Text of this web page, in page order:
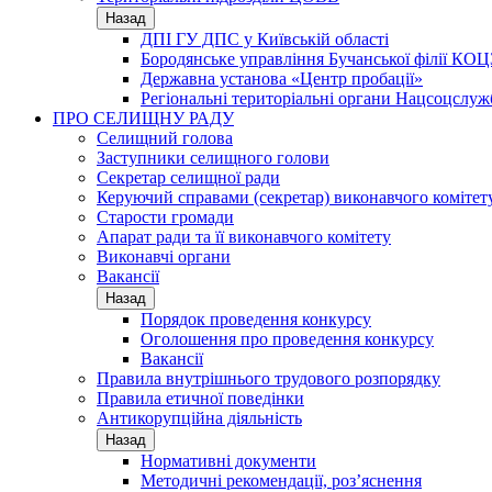
Назад
ДПІ ГУ ДПС у Київській області
Бородянське управління Бучанської філії
Державна установа «Центр пробації»
Регіональні територіальні органи
ПРО СЕЛИЩНУ РАДУ
Селищний голова
Заступники селищного голови
Секретар селищної ради
Керуючий справами (секретар) виконавчого
Старости громади
Апарат ради та її виконавчого комітету
Виконавчі органи
Вакансії
Назад
Порядок проведення конкурсу
Оголошення про проведення конкурсу
Вакансії
Правила внутрішнього трудового розпорядку
Правила етичної поведінки
Антикорупційна діяльність
Назад
Нормативні документи
Методичні рекомендації, роз’яснення